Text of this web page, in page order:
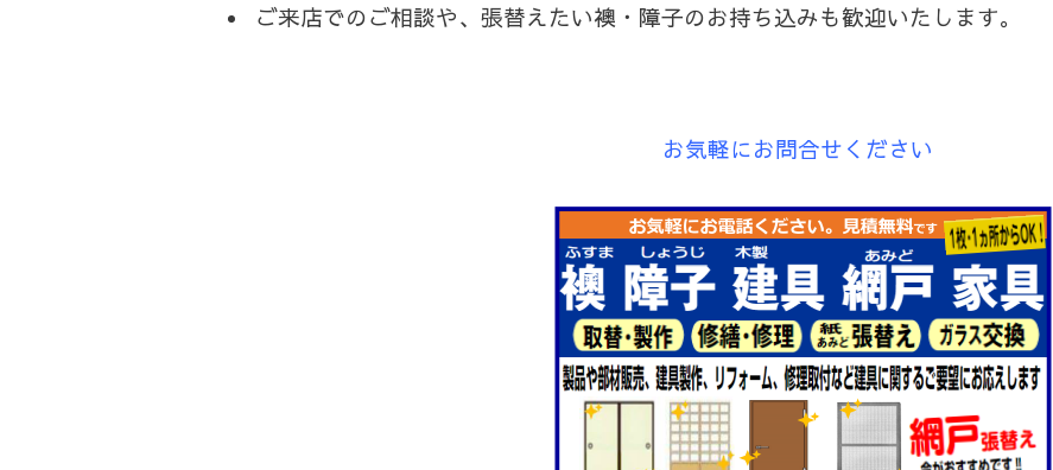
ご来店でのご相談や、張替えたい襖・障子のお持ち込みも歓迎いたします。
お気軽にお問合せください